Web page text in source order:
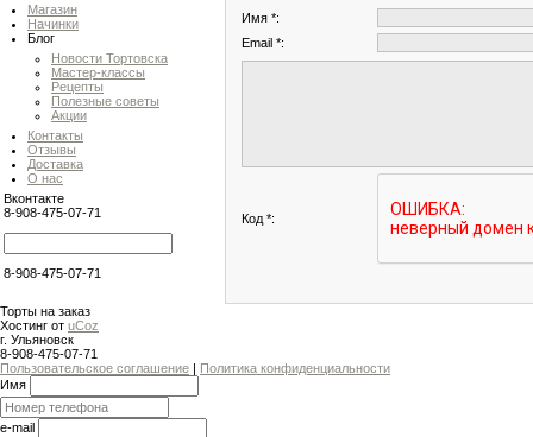
Магазин
Начинки
Блог
Новости Тортовска
Мастер-классы
Рецепты
Полезные советы
Акции
Контакты
Отзывы
Доставка
О нас
Вконтакте
8-908-475-07-71
8-908-475-07-71
Имя *:
Email *:
Код *:
Торты на заказ
Хостинг от uCoz
г. Ульяновск
8-908-475-07-71
Пользовательское соглашение | Политика конфиденциальности
Имя
e-mail